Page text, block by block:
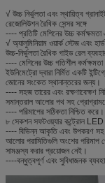
√ উচ্চ নির্ভুলতা এবং স্থায়িত্ব
রেজোলিউশন রৈখিক সেন্সর সঙ্গে
---- প্রতিটি মেশিনের উচ্চ কর্মক্ষমতা
√ অ্যালুমিনিয়াম ওয়ার্ক স্টেজ এবং
উচ্চ-নির্ভুলতা রৈখিক গাইড রেল
---- মেশিনের উচ্চ গতিশীল কর্মক্ষমতা
ইউনিমেট্রো দ্বারা নির্মিত একটি
জোনের সংকেত স্থানান্তরের জন্য।
---- সহজ তারের এবং রক্ষণাবেক্ষণ
সমান্তরাল আলোর পথ সহ
---- পরিমাপের সঠিকতা নিশ্চিত করে।
৮ সেকশন সফটওয়্যার কন্ট্রোল
---- বিভিন্ন আকৃতি এবং উপকরণ
আলোর পরামিতিগুলি অংশের পরিমাপ
সামঞ্জস্য করার প্রয়োজন নেই।
----বন্ধুত্বপূর্ণ এবং সুবিধাজনক